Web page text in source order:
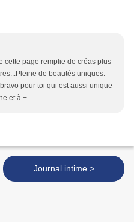
cette page remplie de créas plus
de beautés uniques.
pour toi qui est aussi unique
et à +
Journal intime >